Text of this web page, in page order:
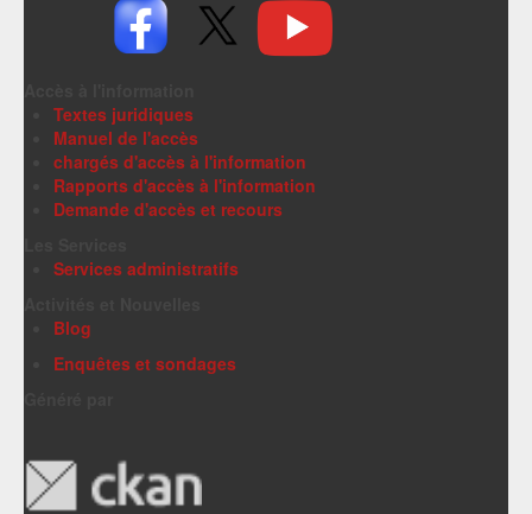
Textes juridiques
Manuel de l'accès
chargés d'accès à l'information
Rapports d'accès à l'information
Demande d'accès et recours
Services administratifs
Blog
Enquêtes et sondages